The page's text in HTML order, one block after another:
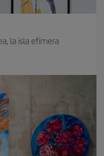
la isla efímera